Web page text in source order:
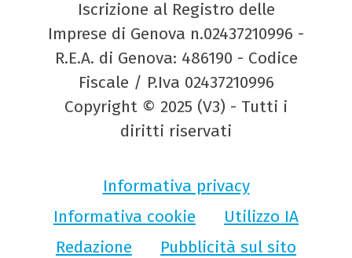
Iscrizione al Registro delle
Imprese di Genova n.02437210996 -
R.E.A. di Genova: 486190 - Codice
Fiscale / P.Iva 02437210996
Copyright © 2025 (V3) - Tutti i
diritti riservati
Informativa privacy
Informativa cookie
Utilizzo IA
Redazione
Pubblicità sul sito